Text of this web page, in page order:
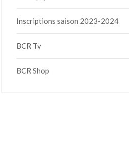
Inscriptions saison 2023-2024
BCR Tv
BCR Shop